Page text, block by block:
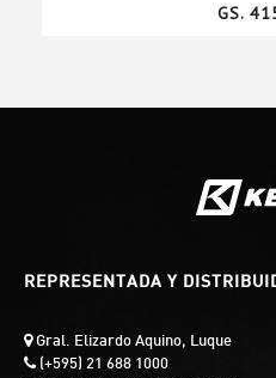
GS.
REPRESENTADA Y
Gral. Elizardo Aquino, Luque
(+595) 21 688 1000